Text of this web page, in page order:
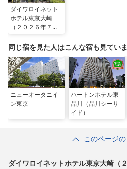
ダイワロイネット
ホテル東京大崎
（２０２６年７月
プン）
同じ宿を見た人はこんな宿も見てい
ニューオータニイ
ン東京
ハートンホテル東
品川（品川シーサ
イド）
このページ
ダイワロイネットホテル東京大崎（